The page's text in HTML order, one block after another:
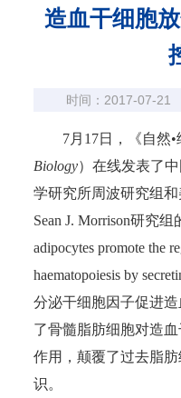
造血干细胞
时间：2017-07-21
7月17日，《自然•
Biology）在线发表了
学研究所周波研究组
Sean J. Morrison研究
adipocytes promote the
haematopoiesis by
分泌干细胞因子促进
了骨髓脂肪细胞对造
作用，颠覆了过去脂
识。